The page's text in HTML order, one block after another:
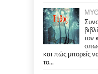
τον
και πώς μπορείς
το...